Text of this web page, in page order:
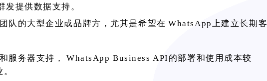
提供数据支持。
队的大型企业或品牌方，尤其是希望在 WhatsApp上建立长期客
服务器支持，
WhatsApp Business API的部署和使用成本较